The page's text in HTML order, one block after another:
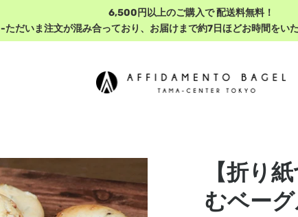
6,500円以上のご購入で 配送料無料！
-ただいま注文が混み合っており、お届けまで約7日ほどお時間をい
【折り
むベー